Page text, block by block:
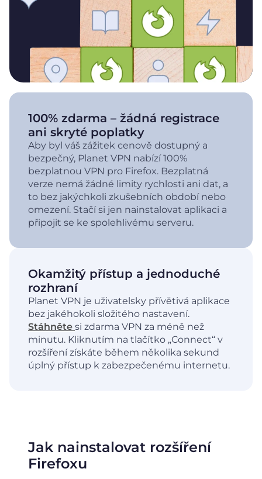
100% zdarma – žádná registrace
ani skryté poplatky
Aby byl váš zážitek cenově dostupný a
bezpečný, Planet VPN nabízí 100%
bezplatnou VPN pro Firefox. Bezplatná
verze nemá žádné limity rychlosti ani dat, a
to bez jakýchkoli zkušebních období nebo
omezení. Stačí si jen nainstalovat aplikaci a
připojit se ke spolehlivému serveru.
Okamžitý přístup a jednoduché
rozhraní
Planet VPN je uživatelsky přívětivá aplikace
bez jakéhokoli složitého nastavení.
Stáhněte si zdarma VPN za méně než
minutu. Kliknutím na tlačítko „Connect“ v
rozšíření získáte během několika sekund
úplný přístup k zabezpečenému internetu.
Jak nainstalovat rozšíření
Firefoxu